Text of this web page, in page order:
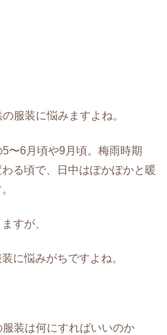
服装に悩みますよね。
〜6月頃や9月頃。梅雨時期
る頃で、日中はぽかぽかと暖
すが、
に悩みがちですよね。
装は何にすればいいのか